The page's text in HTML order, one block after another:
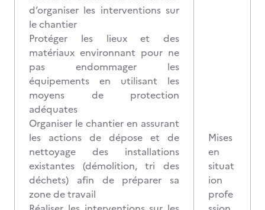
d’organiser les interventions sur
le chantier
Protéger les lieux et des
matériaux environnant pour ne
pas endommager les
équipements en utilisant les
moyens de protection
adéquates
Organiser le chantier en assurant
les actions de dépose et de
nettoyage des installations
existantes (démolition, tri des
déchets) afin de préparer sa
zone de travail
Mises
en
situat
ion
profe